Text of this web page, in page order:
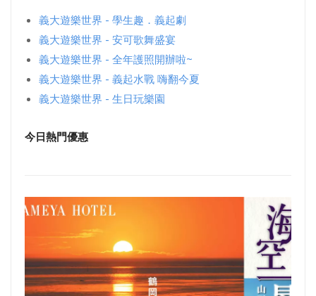
義大遊樂世界 - 學生趣．義起劇
義大遊樂世界 - 安可歌舞盛宴
義大遊樂世界 - 全年護照開辦啦~
義大遊樂世界 - 義起水戰 嗨翻今夏
義大遊樂世界 - 生日玩樂園
今日熱門優惠